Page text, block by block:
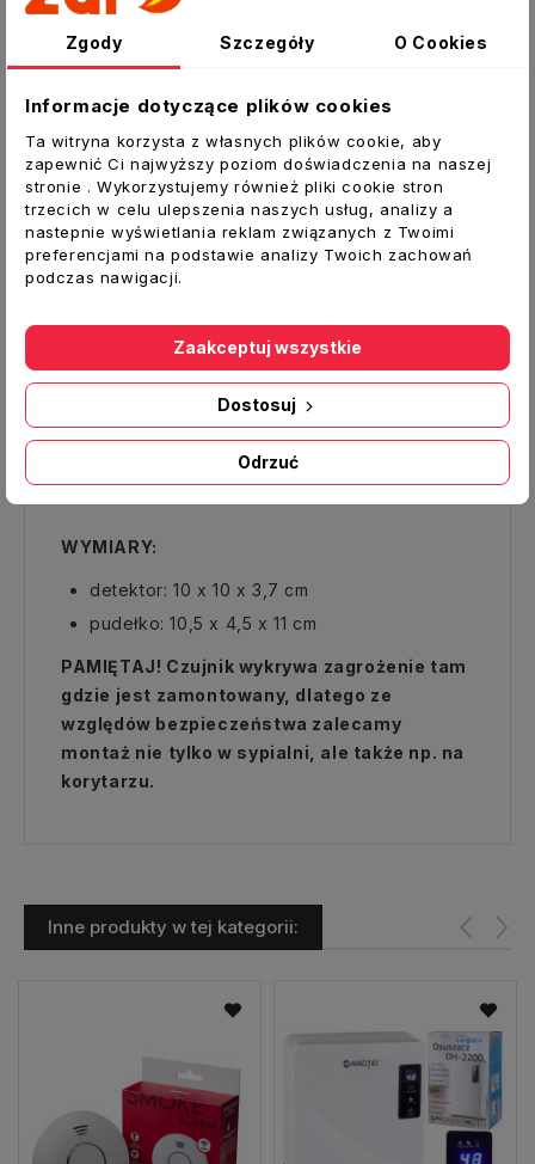
sprawdzony w specjalistycznym laboratorium
gazometrycznym w oparciu o normę
PN-EN
50291-1:2018
PARAMETRY:
Wyświetlacz LCD z niebiesko-czarnym
podświetleniem podłoża.
Certyfikaty i normy:PN-EN 50291-1:2018,
CE, RoHS
Głośny alarm.
Zasilany bateriami 3 x 1,5 V AA
Wzorzec dźwiękowy alarmu to cztery
krótkie sygnały dźwiękowe.
Czerwona dioda LED będzie migać w trybie
WYMIARY:
detektor: 10 x 10 x 3,7 cm
pudełko: 10,5 x 4,5 x 11 cm
PAMIĘTAJ! Czujnik wykrywa zagrożenie tam
gdzie jest zamontowany, dlatego ze
względów bezpieczeństwa zalecamy
montaż nie tylko w sypialni, ale także np. na
korytarzu.
Inne produkty w tej kategorii:
Zgody Szczegóły O Cookies
Informacje dotyczące plików cookies
Ta witryna korzysta z własnych plików cookie, aby
zapewnić Ci najwyższy poziom doświadczenia na naszej
stronie . Wykorzystujemy również pliki cookie stron
trzecich w celu ulepszenia naszych usług, analizy a
nastepnie wyświetlania reklam związanych z Twoimi
preferencjami na podstawie analizy Twoich zachowań
podczas nawigacji.
Odrzuć
Dostosuj
Zaakceptuj wszystkie